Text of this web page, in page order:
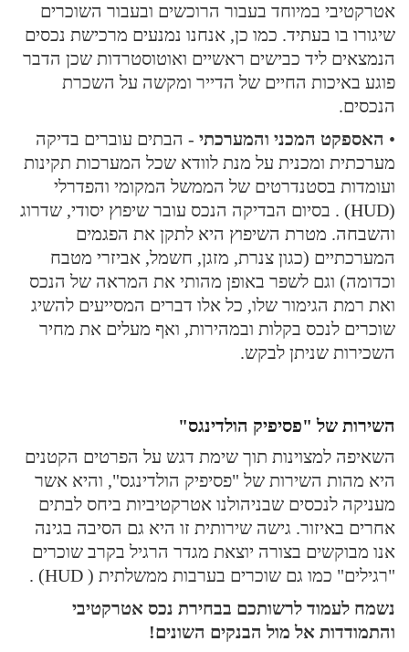
אטרקטיבי במיוחד בעבור הרוכשים ובעבור השוכרים
שיגורו בו בעתיד. כמו כן, אנחנו נמנעים מרכישת נכסים
הנמצאים ליד כבישים ראשיים ואוטוסטרדות שכן הדבר
פוגע באיכות החיים של הדייר ומקשה על השכרת
הנכסים.
• האספקט המכני והמערכתי - הבתים עוברים בדיקה
מערכתית ומכנית על מנת לוודא שכל המערכות תקינות
ועומדות בסטנדרטים של הממשל המקומי והפדרלי
(HUD) . בסיום הבדיקה הנכס עובר שיפוץ יסודי, שדרוג
והשבחה. מטרת השיפוץ היא לתקן את הפגמים
המערכתיים (כגון צנרת, מזגן, חשמל, אביזרי מטבח
וכדומה) וגם לשפר באופן מהותי את המראה של הנכס
ואת רמת הגימור שלו, כל אלו דברים המסייעים להשיג
שוכרים לנכס בקלות ובמהירות, ואף מעלים את מחיר
השכירות שניתן לבקש.
השירות של "פסיפיק הולדינגס"
השאיפה למצוינות תוך שימת דגש על הפרטים הקטנים
היא מהות השירות של "פסיפיק הולדינגס", והיא אשר
מעניקה לנכסים שבניהולנו אטרקטיביות ביחס לבתים
אחרים באיזור. גישה שירותית זו היא גם הסיבה בגינה
אנו מבוקשים בצורה יוצאת מגדר הרגיל בקרב שוכרים
"רגילים" כמו גם שוכרים בערבות ממשלתית ( HUD) .
נשמח לעמוד לרשותכם בבחירת נכס אטרקטיבי
והתמודדות אל מול הבנקים השונים!